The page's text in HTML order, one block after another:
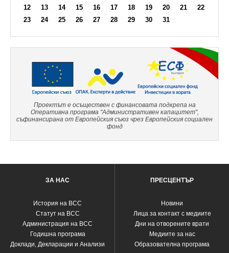
12
13 14 15 16 17 18 19 20 21
22
23
24 25 26 27 28 29 30 31
Проектът е осъществен с финансовата подкрепа на
Оперативна програма "Административен капацитет",
съфинансирана от Европейския съюз чрез Европейския социален
фонд
ЗА НАС
История на ВСС
Статут на ВСС
Администрация на ВСС
Годишна програма
Доклади, Декларации и Анализи
ПРЕСЦЕНТЪР
Новини
Лица за контакт с медиите
Дни на отворените врати
Медиите за нас
Образователна програма